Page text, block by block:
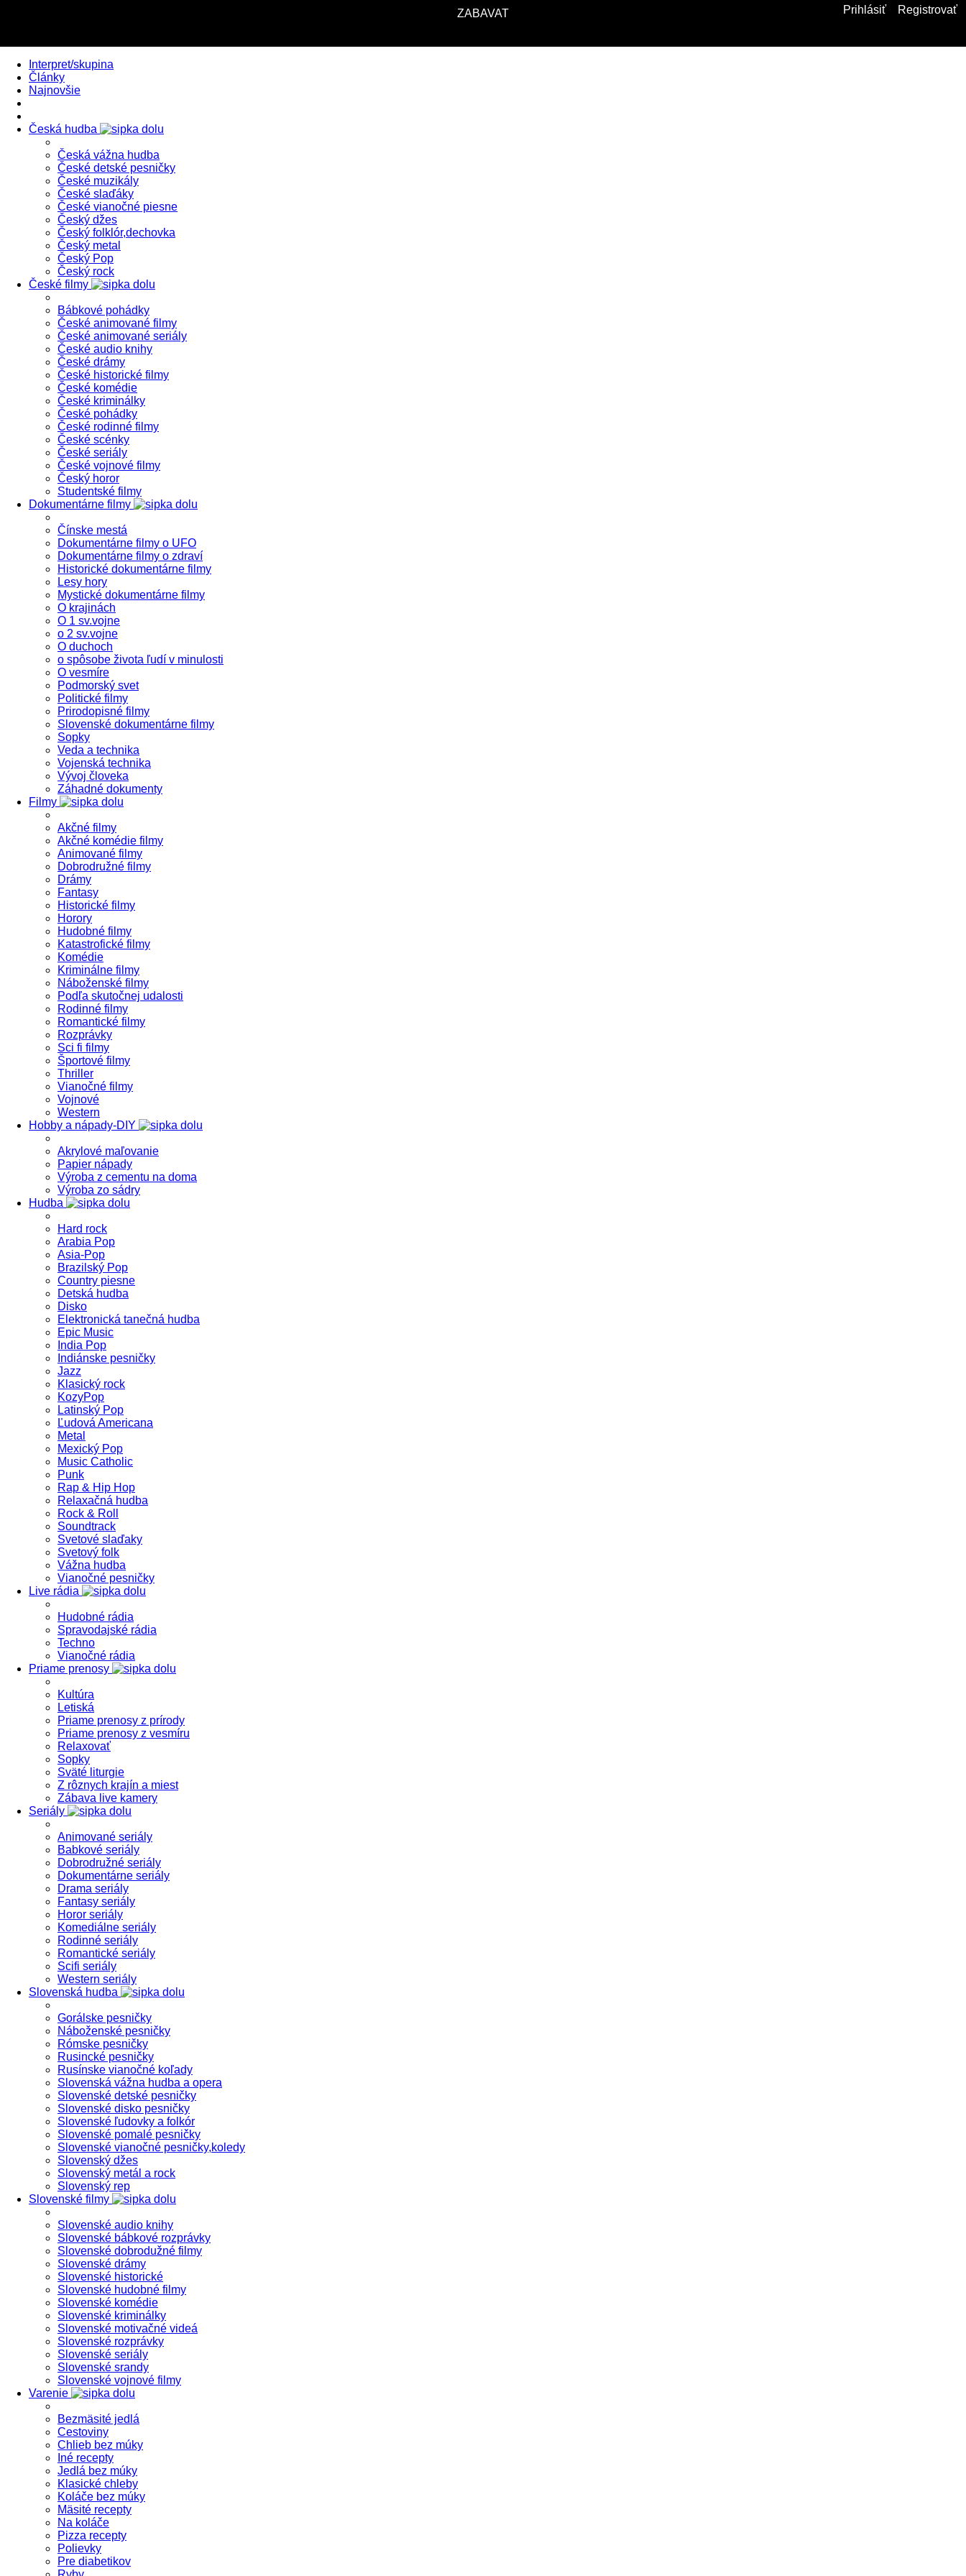
Prihlásiť Registrovať
ZABAVAT
Interpret/skupina
Články
Najnovšie
Česká hudba
Česká vážna hudba
České detské pesničky
České muzikály
České slaďáky
České vianočné piesne
Český džes
Český folklór,dechovka
Český metal
Český Pop
Český rock
České filmy
Bábkové pohádky
České animované filmy
České animované seriály
České audio knihy
České drámy
České historické filmy
České komédie
České kriminálky
České pohádky
České rodinné filmy
České scénky
České seriály
České vojnové filmy
Český horor
Studentské filmy
Dokumentárne filmy
Čínske mestá
Dokumentárne filmy o UFO
Dokumentárne filmy o zdraví
Historické dokumentárne filmy
Lesy hory
Mystické dokumentárne filmy
O krajinách
O 1 sv.vojne
o 2 sv.vojne
O duchoch
o spôsobe života ľudí v minulosti
O vesmíre
Podmorský svet
Politické filmy
Prirodopisné filmy
Slovenské dokumentárne filmy
Sopky
Veda a technika
Vojenská technika
Vývoj človeka
Záhadné dokumenty
Filmy
Akčné filmy
Akčné komédie filmy
Animované filmy
Dobrodružné filmy
Drámy
Fantasy
Historické filmy
Horory
Hudobné filmy
Katastrofické filmy
Komédie
Kriminálne filmy
Náboženské filmy
Podľa skutočnej udalosti
Rodinné filmy
Romantické filmy
Rozprávky
Sci fi filmy
Športové filmy
Thriller
Vianočné filmy
Vojnové
Western
Hobby a nápady-DIY
Akrylové maľovanie
Papier nápady
Výroba z cementu na doma
Výroba zo sádry
Hudba
Hard rock
Arabia Pop
Asia-Pop
Brazilský Pop
Country piesne
Detská hudba
Disko
Elektronická tanečná hudba
Epic Music
India Pop
Indiánske pesničky
Jazz
Klasický rock
KozyPop
Latinský Pop
Ľudová Americana
Metal
Mexický Pop
Music Catholic
Punk
Rap & Hip Hop
Relaxačná hudba
Rock & Roll
Soundtrack
Svetové slaďaky
Svetový folk
Vážna hudba
Vianočné pesničky
Live rádia
Hudobné rádia
Spravodajské rádia
Techno
Vianočné rádia
Priame prenosy
Kultúra
Letiská
Priame prenosy z prírody
Priame prenosy z vesmíru
Relaxovať
Sopky
Sväté liturgie
Z rôznych krajín a miest
Zábava live kamery
Seriály
Animované seriály
Babkové seriály
Dobrodružné seriály
Dokumentárne seriály
Drama seriály
Fantasy seriály
Horor seriály
Komediálne seriály
Rodinné seriály
Romantické seriály
Scifi seriály
Western seriály
Slovenská hudba
Gorálske pesničky
Náboženské pesničky
Rómske pesničky
Rusincké pesničky
Rusínske vianočné koľady
Slovenská vážna hudba a opera
Slovenské detské pesničky
Slovenské disko pesničky
Slovenské ľudovky a folkór
Slovenské pomalé pesničky
Slovenské vianočné pesničky,koledy
Slovenský džes
Slovenský metál a rock
Slovenský rep
Slovenské filmy
Slovenské audio knihy
Slovenské bábkové rozprávky
Slovenské dobrodužné filmy
Slovenské drámy
Slovenské historické
Slovenské hudobné filmy
Slovenské komédie
Slovenské kriminálky
Slovenské motivačné videá
Slovenské rozprávky
Slovenské seriály
Slovenské srandy
Slovenské vojnové filmy
Varenie
Bezmäsité jedlá
Cestoviny
Chlieb bez múky
Iné recepty
Jedlá bez múky
Klasické chleby
Koláče bez múky
Mäsité recepty
Na koláče
Pizza recepty
Polievky
Pre diabetikov